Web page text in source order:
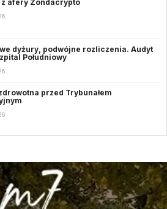
z afery Zondacrypto
dyżury, podwójne rozliczenia. Audyt
Południowy
przed Trybunałem